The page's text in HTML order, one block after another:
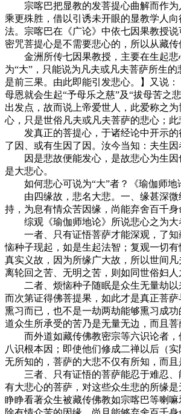
宗喀巴把显教的发菩提心曲解而作为
乘更殊胜，借以引诱未开眼的显教学人
法。宗喀巴在《广论》中依七因果教授
密咒菩提心是不需要悲心的，所以从藏
金洲所传七因果教授，主要在生起悲
为“大”，只能说为凡夫或凡夫菩萨所生
是前三果。由此即能引发悲心。】又说
母恩就会生起“予母乐之慈”及“拔母苦之
出发点，故而说上帝爱世人，此爱称之
心，只是世俗凡夫或凡夫菩萨的悲心；
发真正的菩提心，于诸经论中开示的
了因、或有生因了因。汝今当知：夫生因
因是悲故便能发心，是故悲心为生因
是大悲心。
如何悲心可说为“大”者？《瑜伽师地
由四缘故，悲名大悲。一、缘甚深微
持，为息有情众苦因缘，尚能弃舍百千
综观《瑜伽师地论》所说悲心之为大
一者、只有证悟菩萨才能深观，了知
恼种子现起，如是生起法智；复观一切
真实义故，因为所缘广大故，所以世间
离轮回之苦、无明之苦，则如同世俗妇
二者、烦恼种子随眠是众生无量劫以
而次第证得佛菩提果，如此才是真正菩
熏习而已，也不是一劫两劫能够熏习成
道众生所承受的苦乃是无量无边，而且
而外道如藏传佛教密宗等六识论者，
八识根本因；即使他们修成二禅以后（
无所知的，菩萨的大悲不仅有所知，而
三者、只有证悟的菩萨能忍于难忍、
有大悲心的菩萨，对这些众生悲的所缘
睁睁看著众生被藏传佛教如宗喀巴等喇